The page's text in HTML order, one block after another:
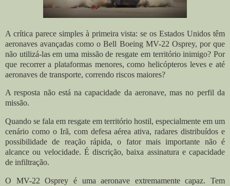
A crítica parece simples à primeira vista: se os Estados Unidos têm
aeronaves avançadas como o Bell Boeing MV-22 Osprey, por que
não utilizá-las em uma missão de resgate em território inimigo? Por
que recorrer a plataformas menores, como helicópteros leves e até
aeronaves de transporte, correndo riscos maiores?
A resposta não está na capacidade da aeronave, mas no perfil da
missão.
Quando se fala em resgate em território hostil, especialmente em um
cenário como o Irã, com defesa aérea ativa, radares distribuídos e
possibilidade de reação rápida, o fator mais importante não é
alcance ou velocidade. É discrição, baixa assinatura e capacidade
de infiltração.
O MV-22 Osprey é uma aeronave extremamente capaz. Tem